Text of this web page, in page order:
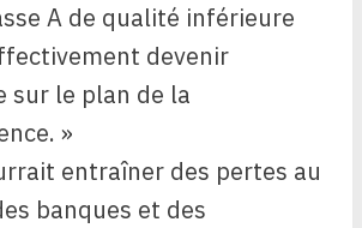
A de qualité inférieure
devenir
sur le plan de la
»
entraîner des pertes au
banques et des